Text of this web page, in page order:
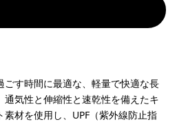
す時間に最適な、軽量で快適な長
気性と伸縮性と速乾性を備えたキ
材を使用し、UPF（紫外線防止指